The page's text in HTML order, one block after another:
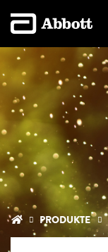
PRODUKTE